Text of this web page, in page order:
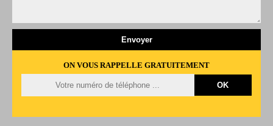
ON VOUS RAPPELLE GRATUITEMENT